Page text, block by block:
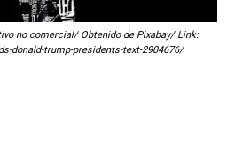
no comercial/ Obtenido de Pixabay/ Link:
donald-trump-presidents-text-2904676/